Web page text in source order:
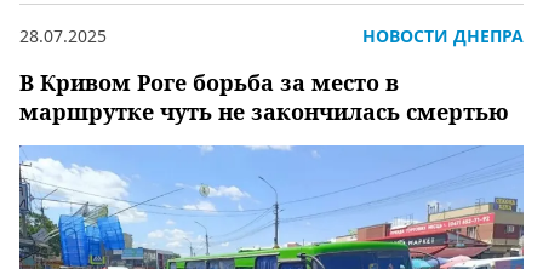
В Кривом Роге борьба за место в
маршрутке чуть не закончилась смертью
28.07.2025 НОВОСТИ ДНЕПРА